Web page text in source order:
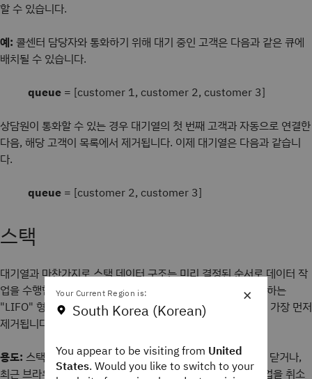
할 수 있습니다.
예: 콜센터 담당자와 통화하기 위해 대기 중인 고객은 다음과 같은 큐에
배치될 수 있습니다.
queue = [customer 1, customer 2, customer 3]
상담원이 통화할 수 있는 경우 대기열의 첫 번째 고객과 자동으로 연결한
다음, 해당 고객이 목록에서 제거됩니다. 이제 대기열은 다음과 같습니
다.
queue = [customer 2, customer 3]
스택
대기열과 마찬가지로 스택 데이터 구조는 미리 결정된 순서로 데이터 작
업을 수행합니다. 그러나 스택은 FIFO 대신 '후입선출'을 의미하는
"LIFO" 형식을 사용합니다. 마지막으로 추가한 데이터 항목이 가장 먼저
제거됩니다.
용도: 스택은 컴퓨터 코드에서 대괄호나 태그를 올바르게 열고 닫거나,
최근 브라우저 기록을 추적하거나, 애플리케이션에서 최근 작업을 취소
×
Your Current Region is:
South Korea (Korean)
You appear to be visiting from United
States. Would you like to switch to your